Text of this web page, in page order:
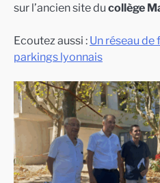
sur l’ancien site du collège
Ecoutez aussi : Un réseau de
parkings lyonnais